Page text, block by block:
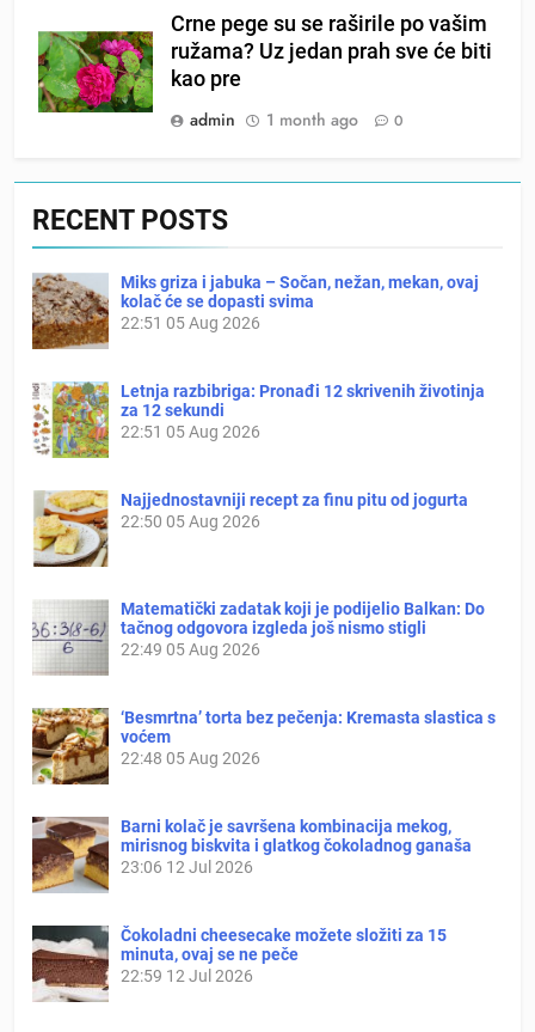
Crne pege su se raširile po vašim
ružama? Uz jedan prah sve će biti
kao pre
admin
1 month ago 0
RECENT POSTS
Miks griza i jabuka – Sočan, nežan, mekan, ovaj
kolač će se dopasti svima
22:51 05 Aug 2026
Letnja razbibriga: Pronađi 12 skrivenih životinja
za 12 sekundi
22:51 05 Aug 2026
Najjednostavniji recept za finu pitu od jogurta
22:50 05 Aug 2026
Matematički zadatak koji je podijelio Balkan: Do
tačnog odgovora izgleda još nismo stigli
22:49 05 Aug 2026
‘Besmrtna’ torta bez pečenja: Kremasta slastica s
voćem
22:48 05 Aug 2026
Barni kolač je savršena kombinacija mekog,
mirisnog biskvita i glatkog čokoladnog ganaša
23:06 12 Jul 2026
Čokoladni cheesecake možete složiti za 15
minuta, ovaj se ne peče
22:59 12 Jul 2026